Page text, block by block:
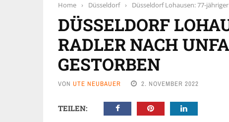
Home › Düsseldorf › Düsseldorf Lohausen: 77-
DÜSSELDORF
RADLER NACH
GESTORBEN
VON UTE NEUBAUER 2. NOVEMBER 2022
TEILEN: